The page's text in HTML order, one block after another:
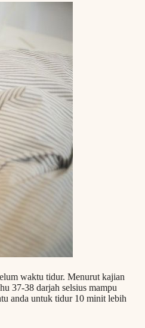
waktu tidur. Menurut kajian
37-38 darjah selsius mampu
anda untuk tidur 10 minit lebih